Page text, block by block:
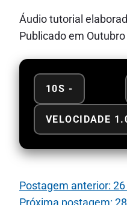
Áudio tutorial
Publicado em
10S -
VELOCIDADE
Postagem anterior:
Próxima postagem: